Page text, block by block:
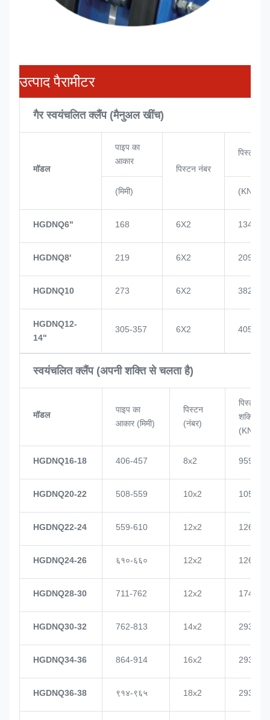
उत्पाद पैरामीटर
गैर स्वयंचलित क्लैंप (मैनुअल खींच)
मॉडल
पाइप का
आकार
पिस्टन नंबर
पिस्टन
(मिमी) (KN)
HGDNQ6" 168 6X2 134
HGDNQ8' 219 6X2 209
HGDNQ10 273 6X2 382
HGDNQ12-
14"
305-357 6X2 405
स्वयंचलित क्लैंप (अपनी शक्ति से चलता है)
मॉडल
पाइप का
आकार (मिमी)
पिस्टन
(नंबर)
पिस्टन
शक्ति
(KN)
HGDNQ16-18 406-457 8x2 959
HGDNQ20-22 508-559 10x2 1057
HGDNQ22-24 559-610 12x2 1268
HGDNQ24-26 ६१०-६६० 12x2 1268
HGDNQ28-30 711-762 12x2 1748
HGDNQ30-32 762-813 14x2 2937
HGDNQ34-36 864-914 16x2 2937
HGDNQ36-38 ९१४-९६५ 18x2 2937